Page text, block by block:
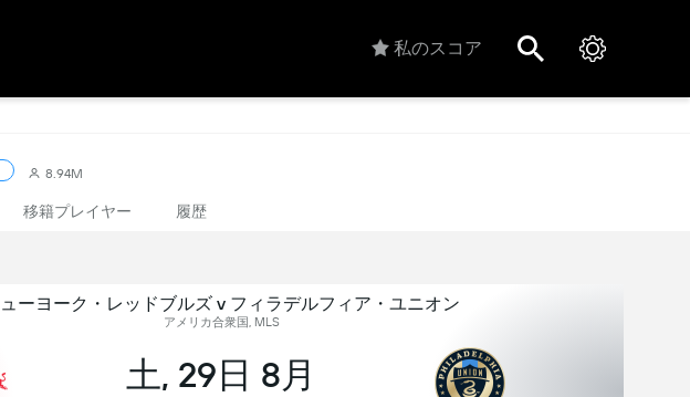
私のスコア
8.94M
移籍プレイヤー 履歴
ーヨーク・レッドブルズ v フィラデルフィア・ユニオン
アメリカ合衆国, MLS
土, 29日 8月